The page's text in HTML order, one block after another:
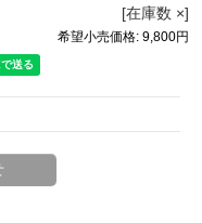
[在庫数 ×]
希望小売価格: 9,800円